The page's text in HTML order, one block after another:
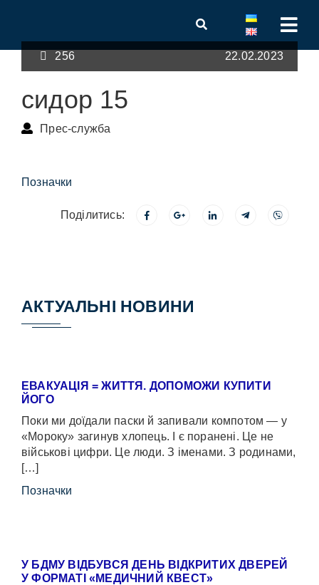
256 22.02.2023
сидор 15
Прес-служба
Позначки
Поділитись:
АКТУАЛЬНІ НОВИНИ
ЕВАКУАЦІЯ = ЖИТТЯ. ДОПОМОЖИ КУПИТИ
ЙОГО
Поки ми доїдали паски й запивали компотом — у
«Мороку» загинув хлопець. І є поранені. Це не
військові цифри. Це люди. З іменами. З родинами,
[…]
Позначки
У БДМУ ВІДБУВСЯ ДЕНЬ ВІДКРИТИХ ДВЕРЕЙ
У ФОРМАТІ «МЕДИЧНИЙ КВЕСТ»